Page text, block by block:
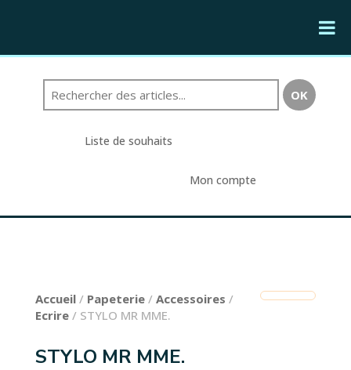
Liste de souhaits
Mon compte
Accueil/ Papeterie/ Accessoires /
Ecrire/ STYLO MR MME.
STYLO MR MME.